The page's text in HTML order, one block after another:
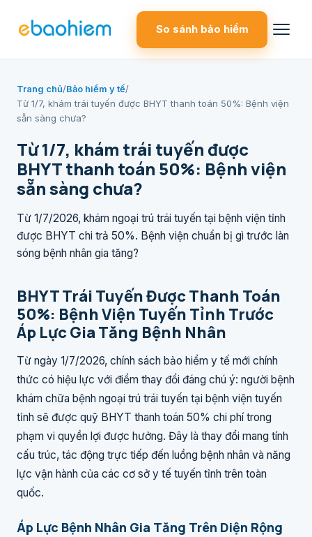
So sánh bảo hiểm
Trang chủ/Bảo hiểm y tế/
Từ 1/7, khám trái tuyến được BHYT thanh toán 50%: Bệnh viện
sẵn sàng chưa?
Từ 1/7, khám trái tuyến được
BHYT thanh toán 50%: Bệnh viện
sẵn sàng chưa?
Từ 1/7/2026, khám ngoại trú trái tuyến tại bệnh viện tỉnh
được BHYT chi trả 50%. Bệnh viện chuẩn bị gì trước làn
sóng bệnh nhân gia tăng?
BHYT Trái Tuyến Được Thanh Toán
50%: Bệnh Viện Tuyến Tỉnh Trước
Áp Lực Gia Tăng Bệnh Nhân
Từ ngày 1/7/2026, chính sách bảo hiểm y tế mới chính
thức có hiệu lực với điểm thay đổi đáng chú ý: người bệnh
khám chữa bệnh ngoại trú trái tuyến tại bệnh viện tuyến
tỉnh sẽ được quỹ BHYT thanh toán 50% chi phí trong
phạm vi quyền lợi được hưởng. Đây là thay đổi mang tính
cấu trúc, tác động trực tiếp đến luồng bệnh nhân và năng
lực vận hành của các cơ sở y tế tuyến tỉnh trên toàn
quốc.
Áp Lực Bệnh Nhân Gia Tăng Trên Diện Rộng